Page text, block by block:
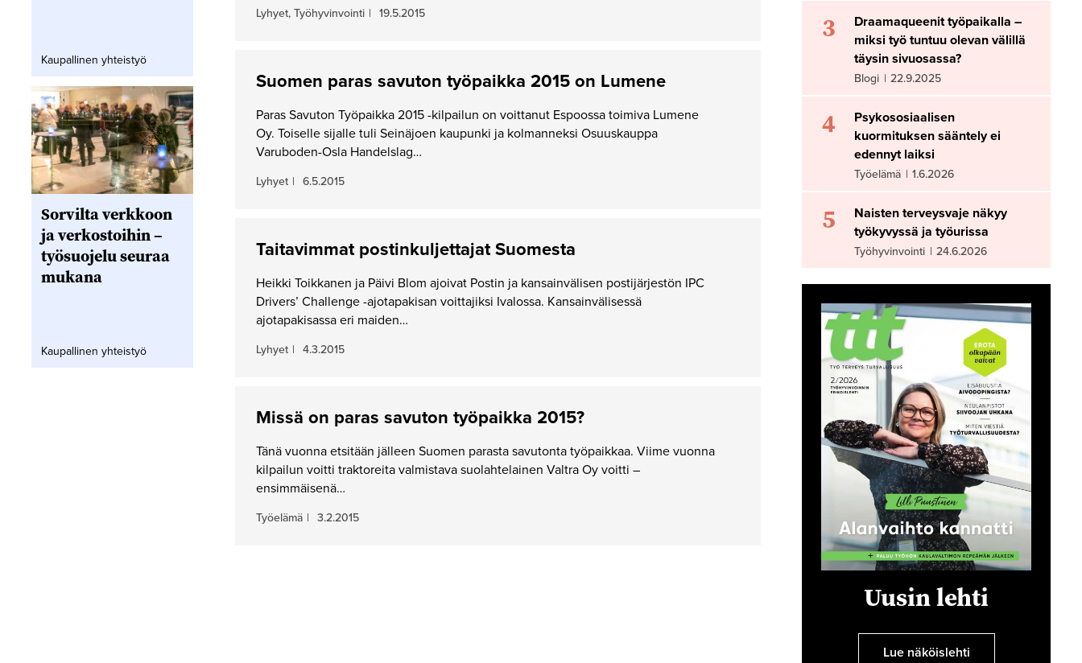
Lyhyet, Työhyvinvointi | 19.5.2015
Suomen paras savuton työpaikka 2015 on Lumene
Paras Savuton Työpaikka 2015 -kilpailun on voittanut Espoossa toimiva Lumene
Oy. Toiselle sijalle tuli Seinäjoen kaupunki ja kolmanneksi Osuuskauppa
Varuboden-Osla Handelslag…
Lyhyet | 6.5.2015
Taitavimmat postinkuljettajat Suomesta
Heikki Toikkanen ja Päivi Blom ajoivat Postin ja kansainvälisen postijärjestön IPC
Drivers’ Challenge -ajotapakisan voittajiksi Ivalossa. Kansainvälisessä
ajotapakisassa eri maiden…
Lyhyet | 4.3.2015
Missä on paras savuton työpaikka 2015?
Tänä vuonna etsitään jälleen Suomen parasta savutonta työpaikkaa. Viime vuonna
kilpailun voitti traktoreita valmistava suolahtelainen Valtra Oy voitti –
ensimmäisenä…
Työelämä | 3.2.2015
Kaupallinen yhteistyö
Sorvilta verkkoon
ja verkostoihin –
työsuojelu seuraa
mukana
Kaupallinen yhteistyö
3
Draamaqueenit työpaikalla –
miksi työ tuntuu olevan välillä
täysin sivuosassa?
Blogi | 22.9.2025
4
Psykososiaalisen
kuormituksen sääntely ei
edennyt laiksi
Työelämä | 1.6.2026
5
Naisten terveysvaje näkyy
työkyvyssä ja työurissa
Työhyvinvointi | 24.6.2026
Uusin lehti
Lue näköislehti